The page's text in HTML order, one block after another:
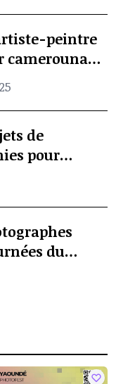
peintre
camerounais
le père de
de
pour
du
Pointe-